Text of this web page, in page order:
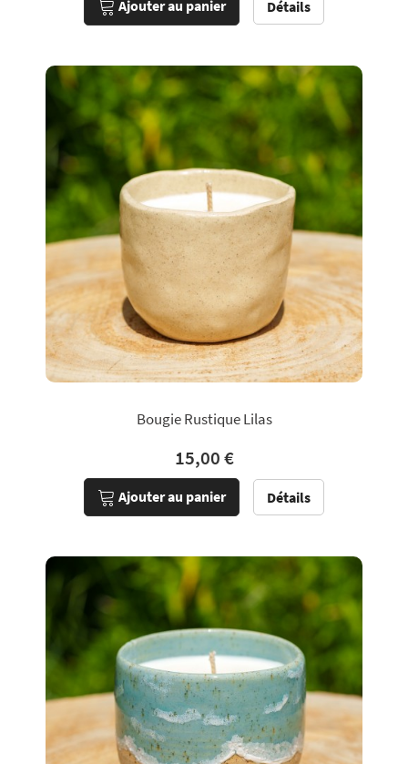
Ajouter au panier Détails
Bougie Rustique Lilas
15,00 €
Ajouter au panier Détails